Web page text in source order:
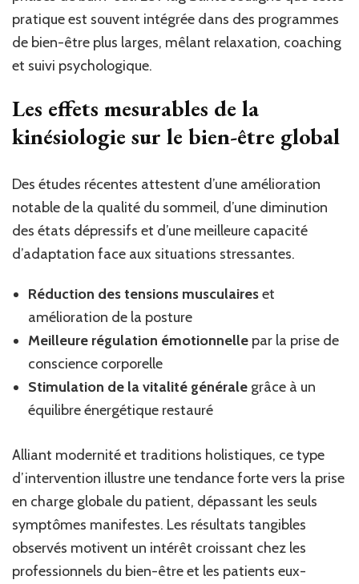
pratique est souvent intégrée dans des programmes
de bien-être plus larges, mêlant relaxation, coaching
et suivi psychologique.
Les effets mesurables de la
kinésiologie sur le bien-être global
Des études récentes attestent d’une amélioration
notable de la qualité du sommeil, d’une diminution
des états dépressifs et d’une meilleure capacité
d’adaptation face aux situations stressantes.
Réduction des tensions musculaireset
amélioration de la posture
Meilleure régulation émotionnelle par la prise de
conscience corporelle
Stimulation de la vitalité générale grâce à un
équilibre énergétique restauré
Alliant modernité et traditions holistiques, ce type
d’intervention illustre une tendance forte vers la prise
en charge globale du patient, dépassant les seuls
symptômes manifestes. Les résultats tangibles
observés motivent un intérêt croissant chez les
professionnels du bien-être et les patients eux-